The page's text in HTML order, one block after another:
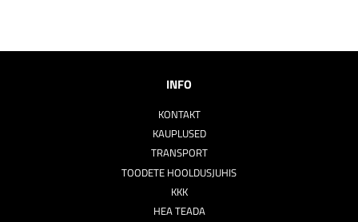
INFO
KONTAKT
KAUPLUSED
TRANSPORT
TOODETE HOOLDUSJUHIS
KKK
HEA TEADA